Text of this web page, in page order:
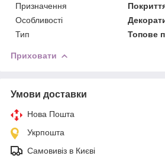
Призначення
Особливості
Тип
Топове
Приховати
Умови доставки
Нова Пошта
Укрпошта
Самовивіз в Києві